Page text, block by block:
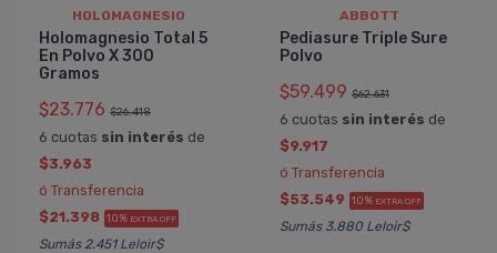
HOLOMAGNESIO
Holomagnesio Total 5
En Polvo X 300
Gramos
$23.776 $26.418
6 cuotas sin interés de
$3.963
ó Transferencia
$21.398 10% EXTRA OFF
Sumás 2.451 Leloir$
ABBOTT
Pediasure Triple Sure
Polvo
$59.499 $62.631
6 cuotas sin interés de
$9.917
ó Transferencia
$53.549 10% EXTRA OFF
Sumás 3.880 Leloir$